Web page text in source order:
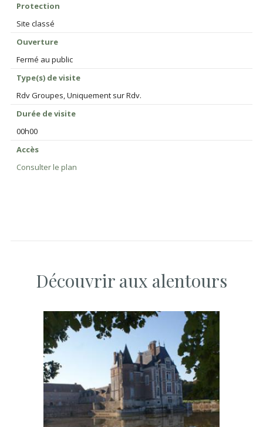
Protection
Site classé
Ouverture
Fermé au public
Type(s) de visite
Rdv Groupes, Uniquement sur Rdv.
Durée de visite
00h00
Accès
Consulter le plan
Découvrir aux alentours